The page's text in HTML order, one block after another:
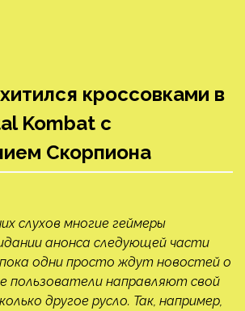
кроссовками в
Kombat с
Скорпиона
слухов многие геймеры
анонса следующей части
одни просто ждут новостей о
пользователи направляют свой
другое русло. Так, например,